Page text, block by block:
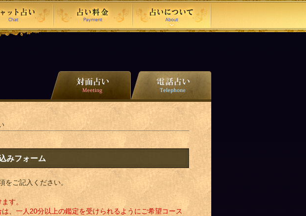
みフォーム
をご記入ください。
ます。
、一人20分以上の鑑定を受けられるようにご希望コース